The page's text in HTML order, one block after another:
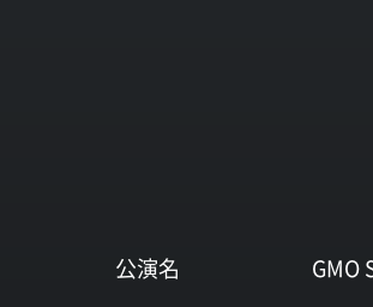
公演名
GMO